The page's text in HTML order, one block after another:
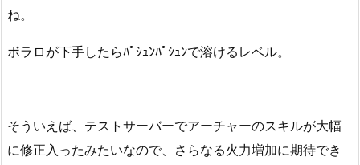
ね。
ボラロが下手したらﾊﾟｼｭﾝﾊﾟｼｭﾝで溶けるレベル。
そういえば、テストサーバーでアーチャーのスキルが大幅
に修正入ったみたいなので、さらなる火力増加に期待でき